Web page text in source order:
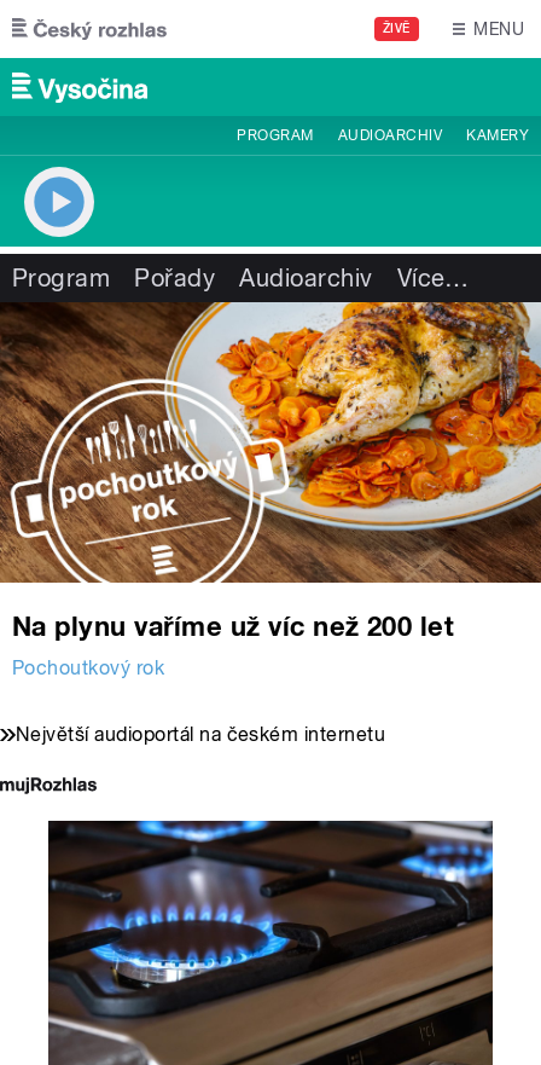
Přejít k hlavnímu obsahu
ŽIVĚ MENU
PROGRAM AUDIOARCHIV KAMERY
Program Pořady Audioarchiv Více…
Na plynu vaříme už víc než 200 let
Pochoutkový rok
Největší audioportál na českém internetu